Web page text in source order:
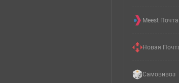
Meest Почта
Новая
Самовивоз